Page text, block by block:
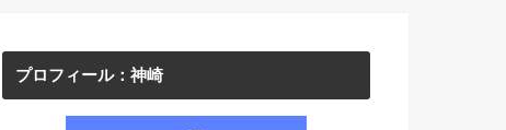
プロフィール：神崎